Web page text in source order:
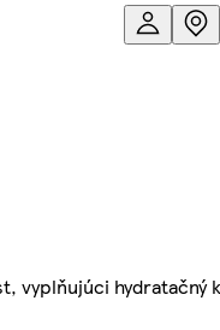
vyplňujúci hydratačný